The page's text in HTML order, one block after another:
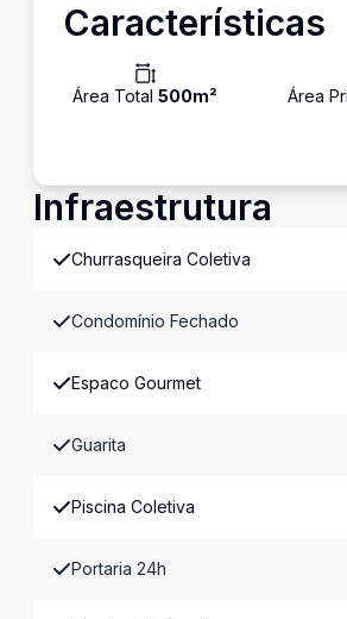
Características
Área Total 500m² Área
Infraestrutura
Churrasqueira Coletiva
Condomínio Fechado
Espaco Gourmet
Guarita
Piscina Coletiva
Portaria 24h